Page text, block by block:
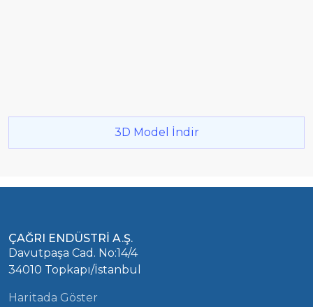
3D Model İndir
ÇAĞRI ENDÜSTRİ A.Ş.
Davutpaşa Cad. No:14/4
34010 Topkapı/İstanbul
Haritada Göster